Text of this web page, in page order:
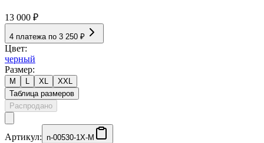
13 000 ₽
4 платежа по 3 250 ₽
Цвет:
черный
Размер:
M L XL
XXL
Таблица размеров
Распродано
Артикул: n-00530-1X-M